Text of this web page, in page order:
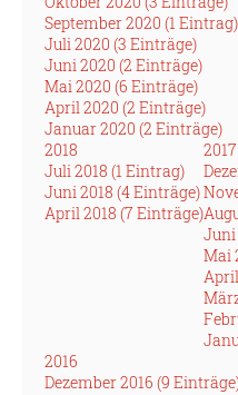
September 2020 (1 Eintrag)
Juli 2020 (3 Einträge)
Juni 2020 (2 Einträge)
Mai 2020 (6 Einträge)
April 2020 (2 Einträge)
Januar 2020 (2 Einträge)
2018
Juli 2018 (1 Eintrag)
Juni 2018 (4 Einträge)
April 2018 (7 Einträge)
2017
Juni
Mai
2016
Dezember 2016 (9